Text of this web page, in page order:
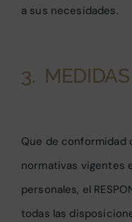
a sus necesidades.
3.
Que de conformidad
normativas vigentes
personales, el
todas las